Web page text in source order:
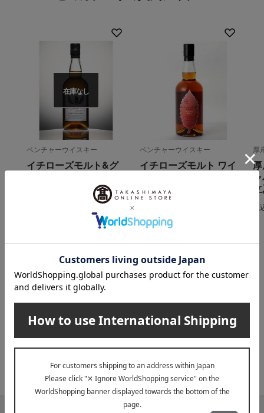
在庫なし
ベンチャーウイスキー
イチローズモルト&グ
サリーエディション
ベンチャーウイスキー
イチローズモルト ワイ
税込 8,800
厚
税
INFORMATION
大切なお知らせ
『お届け先のご住所』ご確認のお願い